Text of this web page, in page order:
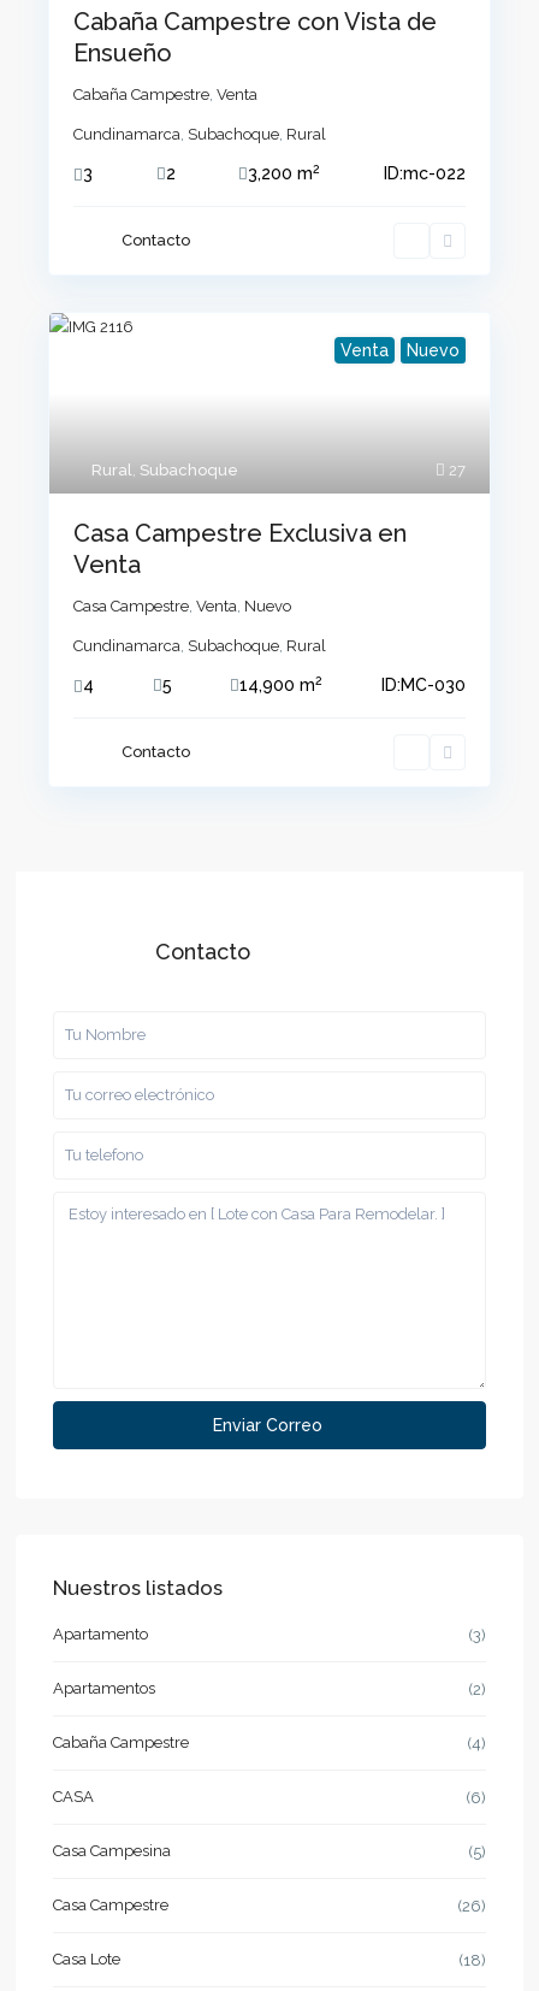
Cabaña Campestre con Vista de
Ensueño
Cabaña Campestre ,Venta
Cundinamarca Subachoque Rural
3 2 3,200 m2 ID:mc-022
Contacto
27
Rural Subachoque
Venta Nuevo
Casa Campestre Exclusiva en
Venta
Casa Campestre ,Venta Nuevo
Cundinamarca Subachoque Rural
4 5 14,900 m2 ID:MC-030
Contacto
Contacto
Nuestros listados
Apartamento (3)
Apartamentos (2)
Cabaña Campestre (4)
CASA (6)
Casa Campesina (5)
Casa Campestre (26)
Casa Lote (18)